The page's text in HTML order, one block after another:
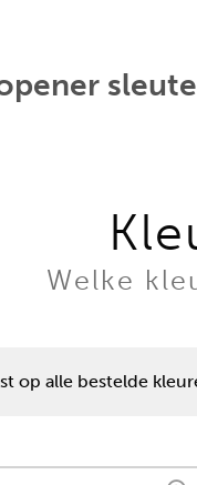
Welke
op alle bestelde